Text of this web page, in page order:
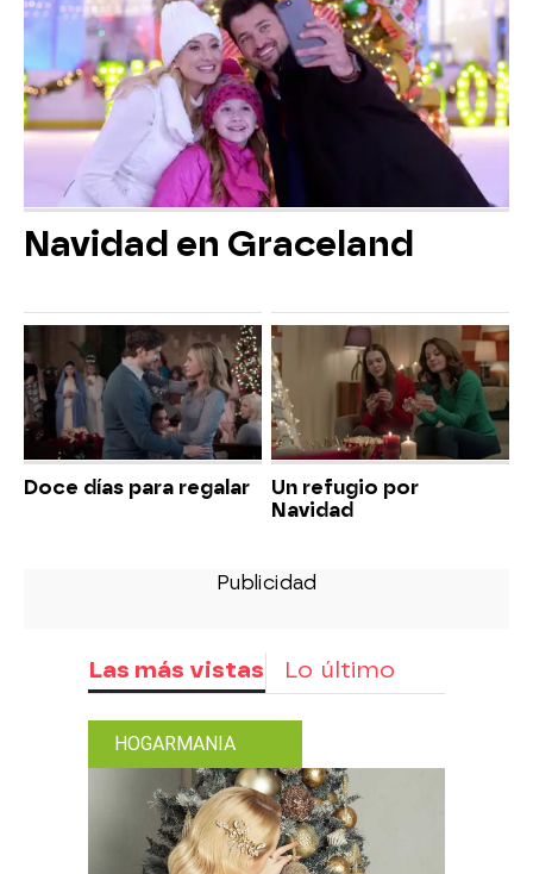
Navidad en Graceland
Doce días para regalar
Un refugio por
Navidad
Las más vistas Lo último
HOGARMANIA